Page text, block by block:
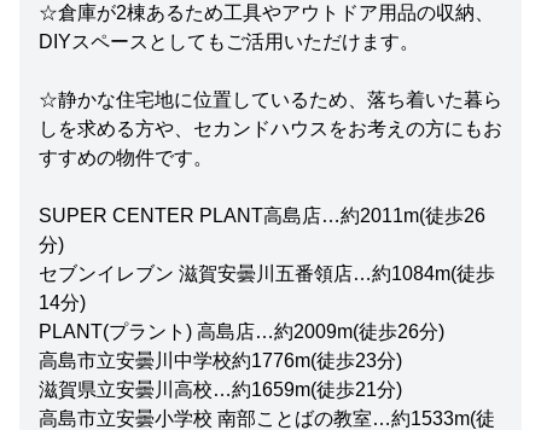
☆倉庫が2棟あるため工具やアウトドア用品の収納、
DIYスペースとしてもご活用いただけます。
☆静かな住宅地に位置しているため、落ち着いた暮ら
しを求める方や、セカンドハウスをお考えの方にもお
すすめの物件です。
SUPER CENTER PLANT高島店…約2011m(徒歩26
分)
セブンイレブン 滋賀安曇川五番領店…約1084m(徒歩
14分)
PLANT(プラント) 高島店…約2009m(徒歩26分)
高島市立安曇川中学校約1776m(徒歩23分)
滋賀県立安曇川高校…約1659m(徒歩21分)
高島市立安曇小学校 南部ことばの教室…約1533m(徒